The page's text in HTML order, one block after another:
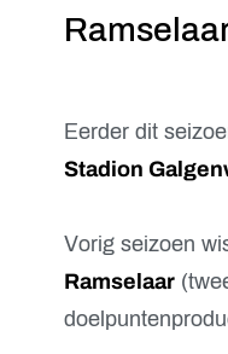
Eerder dit
Stadion
Vorig seizoen
Ramselaar